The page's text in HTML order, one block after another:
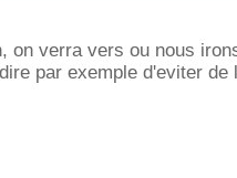
on verra vers ou nous
par exemple d'eviter